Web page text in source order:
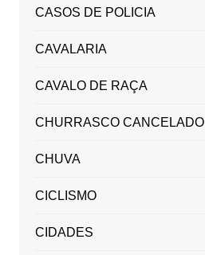
CASOS DE POLICIA
CAVALARIA
CAVALO DE RAÇA
CHURRASCO CANCELADO
CHUVA
CICLISMO
CIDADES